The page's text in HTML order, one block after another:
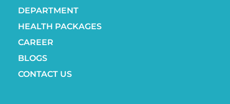
DEPARTMENT
HEALTH PACKAGES
CAREER
BLOGS
CONTACT US